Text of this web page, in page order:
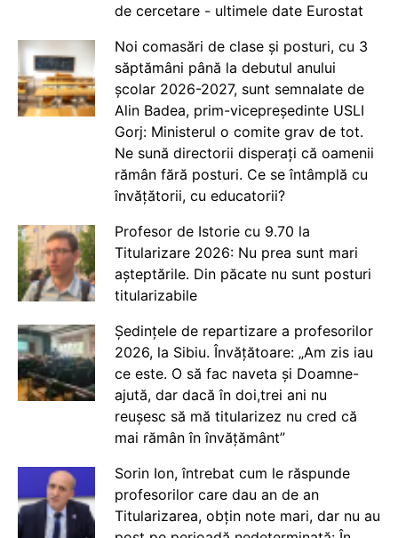
de cercetare - ultimele date Eurostat
Noi comasări de clase și posturi, cu 3
săptămâni până la debutul anului
școlar 2026-2027, sunt semnalate de
Alin Badea, prim-vicepreședinte USLI
Gorj: Ministerul o comite grav de tot.
Ne sună directorii disperați că oamenii
rămân fără posturi. Ce se întâmplă cu
învățătorii, cu educatorii?
Profesor de Istorie cu 9.70 la
Titularizare 2026: Nu prea sunt mari
așteptările. Din păcate nu sunt posturi
titularizabile
Ședințele de repartizare a profesorilor
2026, la Sibiu. Învățătoare: „Am zis iau
ce este. O să fac naveta și Doamne-
ajută, dar dacă în doi,trei ani nu
reușesc să mă titularizez nu cred că
mai rămân în învățământ”
Sorin Ion, întrebat cum le răspunde
profesorilor care dau an de an
Titularizarea, obțin note mari, dar nu au